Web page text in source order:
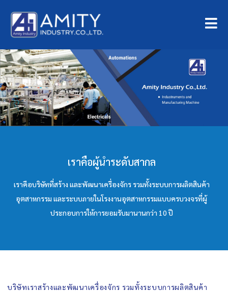
เราคือผู้นำระดับสากล
เราคือบริษัทที่สร้าง และพัฒนาเครื่องจักร รวมทั้งระบบการผลิตสินค้า
อุตสาหกรรม และระบบภายในโรงงานอุตสาหกรรมแบบครบวงจรที่ผู้
ประกอบการให้การยอมรับมานานกว่า 10 ปี
บริษัทเราสร้างและพัฒนาเครื่องจักร รวมทั้งระบบการผลิตสินค้า